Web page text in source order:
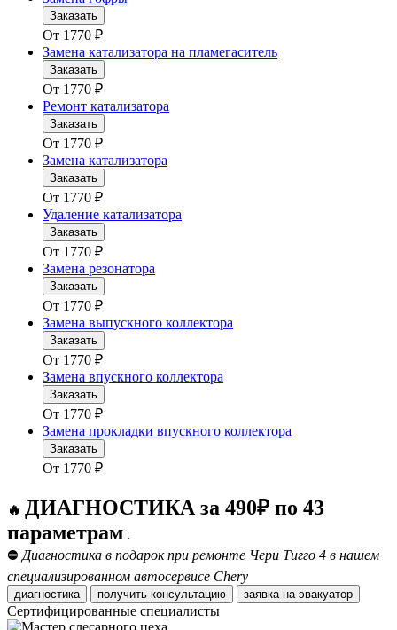
Заказать
От 1770 ₽
Замена катализатора на пламегаситель
Заказать
От 1770 ₽
Ремонт катализатора
Заказать
От 1770 ₽
Замена катализатора
Заказать
От 1770 ₽
Удаление катализатора
Заказать
От 1770 ₽
Замена резонатора
Заказать
От 1770 ₽
Замена выпускного коллектора
Заказать
От 1770 ₽
Замена впускного коллектора
Заказать
От 1770 ₽
Замена прокладки впускного коллектора
Заказать
От 1770 ₽
🔥 ДИАГНОСТИКА за 490₽ по 43
параметрам .
⛔ Диагностика в подарок при ремонте Чери Тигго 4 в нашем
специализированном автосервисе Chery
диагностика получить консультацию заявка на эвакуатор
Сертифицированные специалисты